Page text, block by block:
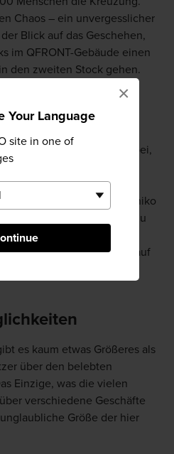
Your Language
site in one of
×
Chaos – ein unvergesslicher
Blick auf das Geschehen,
im QFRONT-Gebäude einen
den zweiten Stock gehen.
Hund
den Ausgang Hachiko
Statue des Hundes vorbei,
ist. Dieser kleine
als Treffpunkt genutzt. Er
den Akita-ken-Hund Hachiko
von Loyalität und Liebe zu
zeitgenössischen
er etwa 10 Jahre darauf
an seinen üblichen
es kaum etwas Größeres als
über den belebten
Einzige, was die vielen
verschiedene Geschäfte
Größe der hier